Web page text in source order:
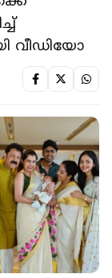
വീഡിയോ